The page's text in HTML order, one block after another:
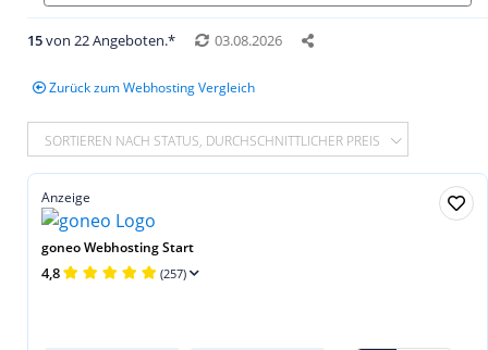
15von 22 Angeboten.* 03.08.2026
Zurück zum Webhosting Vergleich
SORTIEREN NACH STATUS, DURCHSCHNITTLICHER PREIS
Anzeige
goneo Webhosting Start
4,8 (257)